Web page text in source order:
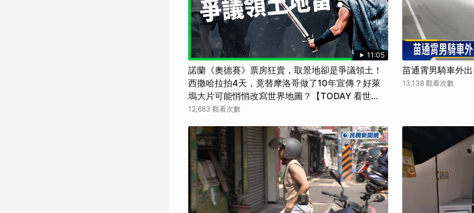
11:05
諾蘭《奧德賽》票房狂賣，取景地卻是爭議領土！
西撒哈拉拍4天，竟替摩洛哥做了10年宣傳？好萊
塢大片可能悄悄改寫世界地圖？【TODAY 看世
界】
12,683 觀看次數
苗通霄男騎車外
13,138 觀看次數